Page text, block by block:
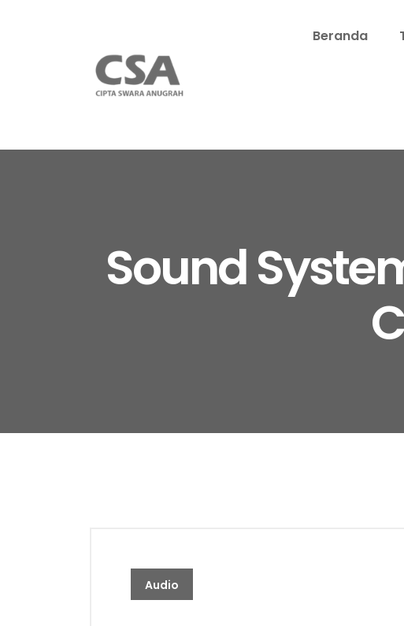
Beranda
Sound
Audio